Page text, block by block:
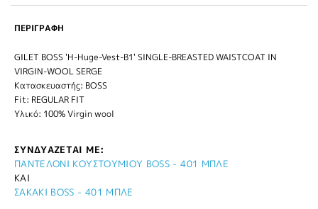
ΠΕΡΙΓΡΑΦΗ
GILET BOSS 'H-Huge-Vest-B1' SINGLE-BREASTED WAISTCOAT IN
VIRGIN-WOOL SERGE
Κατασκευαστής: BOSS
Fit: REGULAR FIT
Υλικό: 100% Virgin wool
ΣΥΝΔΥΑΖΕΤΑΙ ΜΕ:
ΠΑΝΤΕΛΟΝΙ ΚΟΥΣΤΟΥΜΙΟΥ BOSS - 401 ΜΠΛΕ
ΚΑΙ
ΣΑΚΑΚΙ BOSS - 401 ΜΠΛΕ